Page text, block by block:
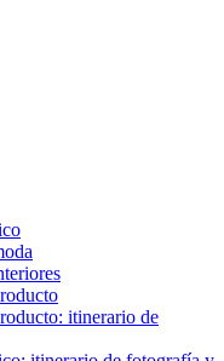
itinerario de